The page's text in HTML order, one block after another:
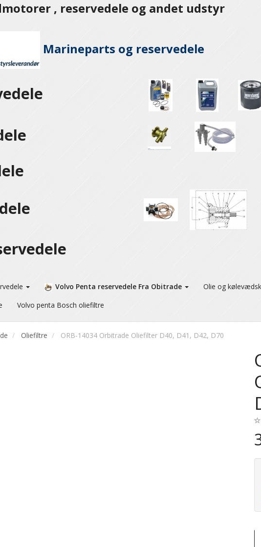
, reservedele og andet udstyr
Marineparts og reservedele
Volvo Penta reservedele Fra Obitrade
Olie og
Volvo penta Bosch oliefiltre
Oliefiltre ORB-14034 Orbitrade Oliefilter D40, D41, D42, D70